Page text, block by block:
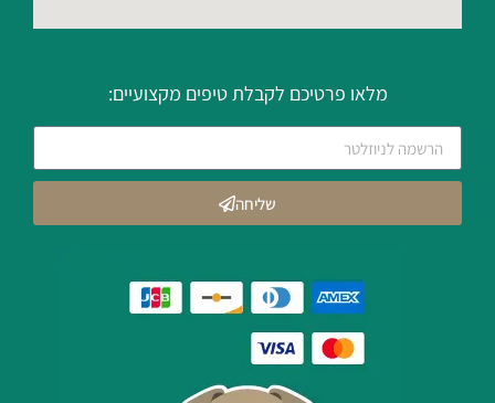
מלאו פרטיכם לקבלת טיפים מקצועיים:
שליחה